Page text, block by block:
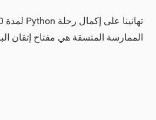
الممارسة المتسقة هي مفتاح إتقان